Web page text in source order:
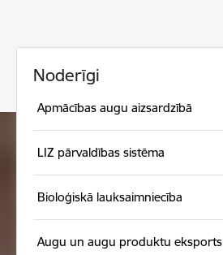
Noderīgi
Apmācības augu aizsardzībā
LIZ pārvaldības sistēma
Bioloģiskā lauksaimniecība
Augu un augu produktu eksports